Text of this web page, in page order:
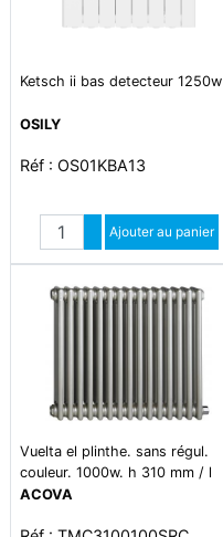
Ketsch ii bas detecteur 1250w
OSILY
Réf : OS01KBA13
Quantité
Augmenter quantité
Diminuer quantité
Ajouter au panier
Vuelta el plinthe. sans régul.
couleur. 1000w. h 310 mm / l
1090 mm
ACOVA